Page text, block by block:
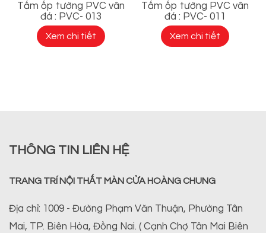
Tấm ốp tường PVC vân
đá : PVC- 013
Xem chi tiết
Tấm ốp tường PVC vân
đá : PVC- 011
Xem chi tiết
THÔNG TIN LIÊN HỆ
TRANG TRÍ NỘI THẤT MÀN CỬA HOÀNG CHUNG
Địa chỉ: 1009 - Đường Phạm Văn Thuận, Phường Tân
Mai, TP. Biên Hòa, Đồng Nai. ( Cạnh Chợ Tân Mai Biên